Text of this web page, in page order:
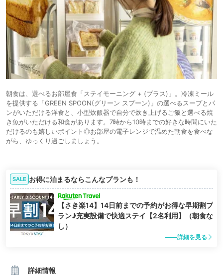
朝食は、選べるお部屋食「ステイモーニング + (プラス)」。冷凍ミール
を提供する「GREEN SPOON(グリーン スプーン)」の選べるスープとパ
ンがいただける洋食と、小型炊飯器で自分で炊き上げるご飯と選べる焼
き魚がいただける和食があります。7時から10時までの好きな時間にいた
だけるのも嬉しいポイント◎お部屋の電子レンジで温めた朝食を食べな
がら、ゆっくり過ごしましょう。
SALE お得に泊まるならこんなプランも！
【さき楽14】14日前までの予約がお得な早期割プ
ラン♪充実設備で快適ステイ【2名利用】（朝食な
し）
詳細を見る
詳細情報